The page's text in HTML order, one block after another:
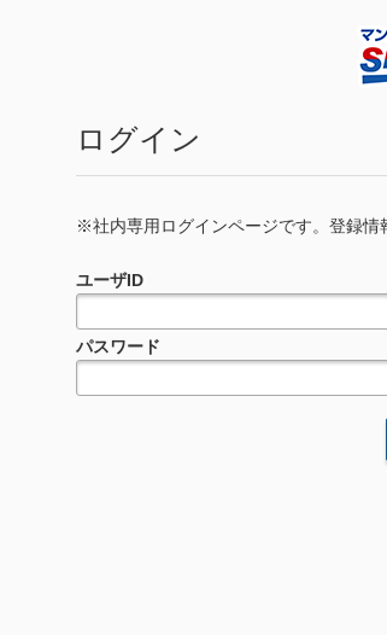
ログイン
※社内専用ログインページです。登録
ユーザID
パスワード